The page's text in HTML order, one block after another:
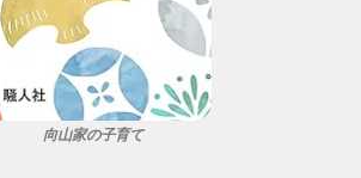
向山家の子育て